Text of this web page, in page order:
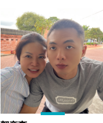
艱澀的日文史料變得容易吸
收，讓我對國際關係有更進一
步的認識。此外，課後不時的
聚餐交流，更是讓我從中獲得
許多學術與生活上的支持，也
讓我深刻感受到日本校園中重
視人際連結的一面。 在校園生
活方面，早稻田大學提供多元
的國際交流資源。例如異文化
交流センター（ICC）定期舉
辦茶會與文化體驗活動，如和
困難，所上的教授也都會一步
步引導我們思考，給予我們最
適當的幫助；不斷提問引導，
促使我們反思議題或報告。碩
班的授課不僅只是教授們講
授，更重視的是學生們的討論
與想法，透過批判現有的論點
激盪出不同的火花，訓練我們
獨立思考的能力，相信這也會
對論文的發想有所幫助。而所
上舉辦演講的頻率非常高，議
題五花八門；平時上課內容因